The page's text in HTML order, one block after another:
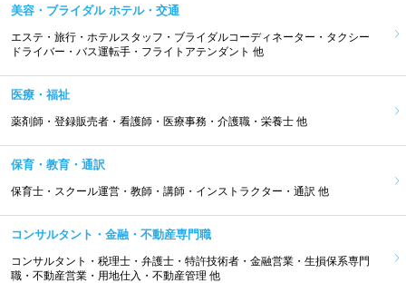
美容・ブライダル ホテル・交通
エステ・旅行・ホテルスタッフ・ブライダルコーディネーター・タクシー
ドライバー・バス運転手・フライトアテンダント 他
医療・福祉
薬剤師・登録販売者・看護師・医療事務・介護職・栄養士 他
保育・教育・通訳
保育士・スクール運営・教師・講師・インストラクター・通訳 他
コンサルタント・金融・不動産専門職
コンサルタント・税理士・弁護士・特許技術者・金融営業・生損保系専門
職・不動産営業・用地仕入・不動産管理 他